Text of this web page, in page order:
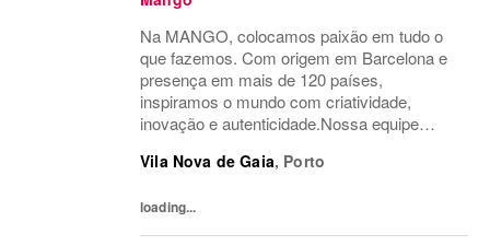
Na MANGO, colocamos paixão em tudo o
que fazemos. Com origem em Barcelona e
presença em mais de 120 países,
inspiramos o mundo com criatividade,
inovação e autenticidade.Nossa equipe
Temos orgulho em levar a moda além,
Vila Nova de Gaia, Porto
loading...